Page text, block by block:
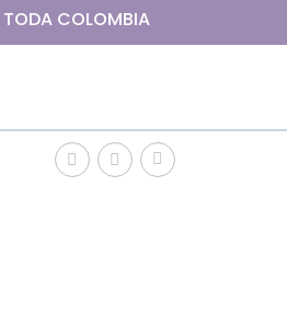
TODA COLOMBIA